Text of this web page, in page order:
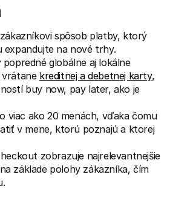
spôsob platby, ktorý
expandujte na nové trhy.
Poskytnite všetky popredné globálne aj lokálne
vrátane kreditnej a debetnej karty,
peňaženiek a možností buy now, pay later, ako je
viac ako 20 menách, vďaka čomu
v mene, ktorú poznajú a ktorej
zobrazuje najrelevantnejšie
základe polohy zákazníka, čím